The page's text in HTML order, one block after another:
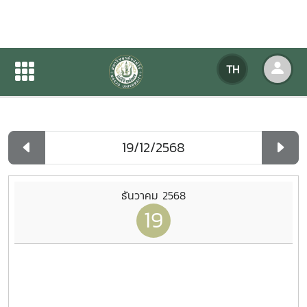
TH
ปฏิทินกิจกรรมของหน่วยงาน
ปฏิทินกิจกรรมของหน่วยงาน
ธันวาคม 2568
19